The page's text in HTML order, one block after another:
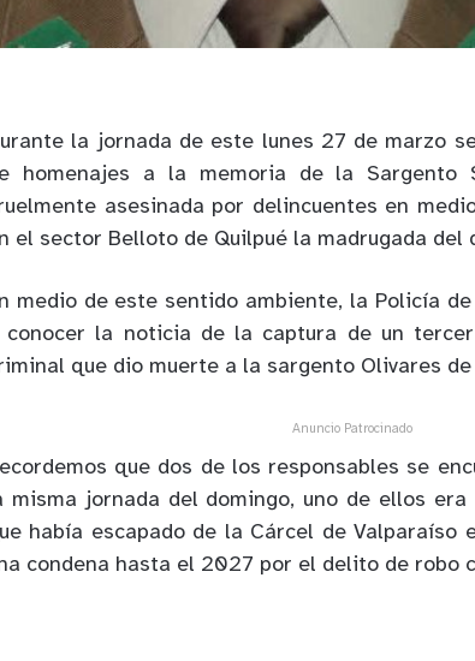
la jornada de este lunes 27 de marzo
homenajes a la memoria de la Sargento
asesinada por delincuentes en
el sector Belloto de Quilpué la madrugada del
medio de este sentido ambiente, la Policía
conocer la noticia de la captura de un
que dio muerte a la sargento Olivares de
Anuncio Patrocinado
que dos de los responsables se
misma jornada del domingo, uno de ellos
había escapado de la Cárcel de Valparaíso
condena hasta el 2027 por el delito de robo